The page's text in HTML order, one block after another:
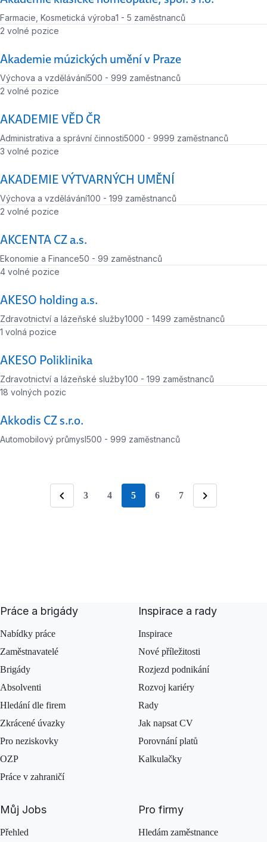
Farmacie, Kosmetická výroba
Počet zaměstnanců
1 - 5 zaměstnanců
Akademie múzických umění v Praze
Počet volných míst
2 volné pozice
Výchova a vzdělávání
Počet zaměstnanců
500 - 999 zaměstnanců
AKADEMIE VĚD ČR
Počet volných míst
2 volné pozice
Administrativa a správní činnosti
Počet zaměstnanců
5000 - 9999 zaměstnanců
AKADEMIE VÝTVARNÝCH UMĚNÍ
Počet volných míst
3 volné pozice
Výchova a vzdělávání
Počet zaměstnanců
100 - 199 zaměstnanců
AKCENTA CZ a.s.
Počet volných míst
2 volné pozice
Ekonomie a Finance
Počet zaměstnanců
50 - 99 zaměstnanců
AKESO holding a.s.
Počet volných míst
4 volné pozice
Zdravotnictví a lázeňské služby
Počet zaměstnanců
1000 - 1499 zaměstnanců
AKESO Poliklinika
Počet volných míst
1 volná pozice
Zdravotnictví a lázeňské služby
Počet zaměstnanců
100 - 199 zaměstnanců
Akkodis CZ s.r.o.
Počet volných míst
18 volných pozic
Automobilový průmysl
Počet zaměstnanců
500 - 999 zaměstnanců
Předchozí
3 4 stránka
5 6 7
Následující
Práce a brigády
Nabídky práce
Zaměstnavatelé
Brigády
Absolventi
Hledání dle firem
Zkrácené úvazky
Pro neziskovky
OZP
Práce v zahraničí
Inspirace a rady
Inspirace
Nové příležitosti
Rozjezd podnikání
Rozvoj kariéry
Rady
Jak napsat CV
Porovnání platů
Kalkulačky
Můj Jobs
Přehled
Pro firmy
Hledám zaměstnance